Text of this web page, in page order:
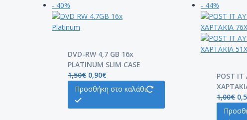
- 40%
DVD-RW 4,7 GB 16x
PLATINUM SLIM CASE
1,50€ 0,90€
Προσθήκη στο καλάθι
- 44%
POST
1,00€